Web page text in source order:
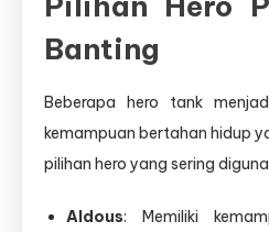
Banting
Beberapa hero tank
kemampuan bertahan hidup
pilihan hero yang sering
Aldous: Memiliki